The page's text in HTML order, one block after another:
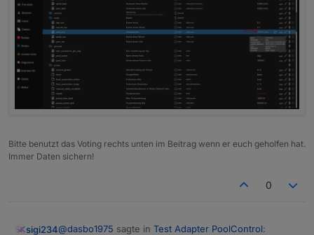
Bitte benutzt das Voting rechts unten im Beitrag wenn er euch geholfen hat.
Immer Daten sichern!
0
sigi234@dasbo1975 sagte in Test Adapter PoolControl: